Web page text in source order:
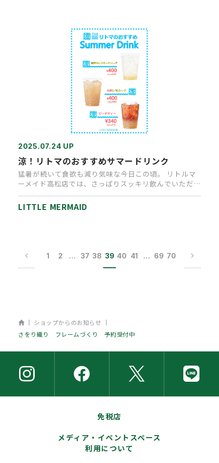
2025.07.24 UP
涼！リトマのおすすめサマードリンク
猛暑が続いて食欲も減り気味な今日この頃。 リトルマ
ーメイド高松店では、さっぱりスッキリ飲んでいただ
LITTLE MERMAID
1 2 … 37 38 39 40 41 … 69 70
ホーム
ショップからのお知らせ
さをり織り フレームづくり 予約受付中
免税店
メディア・イベントスペース
利用について